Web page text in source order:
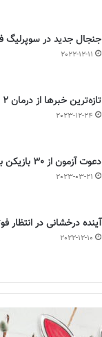
جنجال جدید در سوپرلیگ
2022-12-11
تازه‌ترین خبرها از درمان ۲ ملی‌پوش فوتبال زنان
2023-12-24
دعوت آزمون از 30 بازیکن به اردوی تیم ملی
2023-03-21
آینده درخشانی در انتظار
2022-12-10